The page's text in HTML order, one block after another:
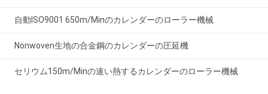
自動ISO9001 650m/Minのカレンダーのローラー機械
Nonwoven生地の合金鋼のカレンダーの圧延機
セリウム150m/Minの速い熱するカレンダーのローラー機械